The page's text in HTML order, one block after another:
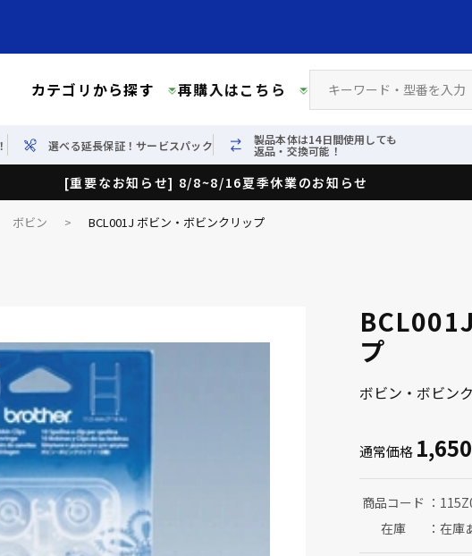
カテゴリから探す 再購入はこちら
選べる延長保証！サービスパック 製品本体は14日間使用しても
返品・交換可能！
[重要なお知らせ] 8/8~8/16夏季休業のお知らせ
ボビン > BCL001J ボビン・ボビンクリップ
プ
ボビン・ボビン
通常価格 1,650
商品コード
在庫
在庫